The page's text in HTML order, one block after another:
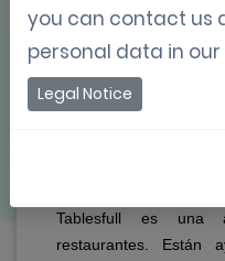
Tablesfull es una
restaurantes. Están
you can contact us
personal data in our
Legal Notice